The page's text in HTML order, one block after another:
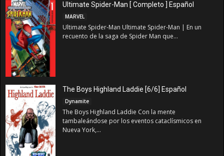
Ultimate Spider-Man [ Completo ] Español
MARVEL
Ultimate Spider-Man Ultimate Spider-Man | En un
recuento de la saga de Spider Man que...
The Boys Highland Laddie [6/6] Español
Dynamite
The Boys Highland Laddie Con la mente
tambaleándose por los eventos cataclísmicos en
Nueva York,...